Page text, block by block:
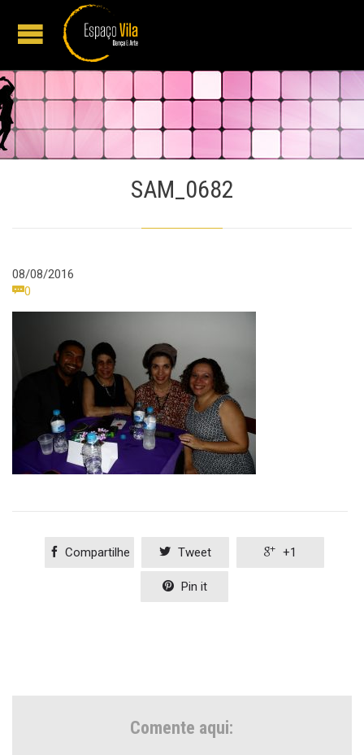
SAM_0682
08/08/2016
0
 Compartilhe  Tweet  +1
 Pin it
Comente aqui: